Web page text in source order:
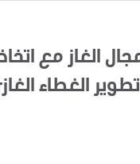
الغاز مع اتخاذ